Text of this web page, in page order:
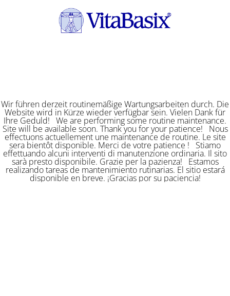
Wir führen derzeit routinemäßige Wartungsarbeiten durch. Die
Website wird in Kürze wieder verfügbar sein. Vielen Dank für
Ihre Geduld! We are performing some routine maintenance.
Site will be available soon. Thank you for your patience! Nous
effectuons actuellement une maintenance de routine. Le site
sera bientôt disponible. Merci de votre patience ! Stiamo
effettuando alcuni interventi di manutenzione ordinaria. Il sito
sarà presto disponibile. Grazie per la pazienza! Estamos
realizando tareas de mantenimiento rutinarias. El sitio estará
disponible en breve. ¡Gracias por su paciencia!